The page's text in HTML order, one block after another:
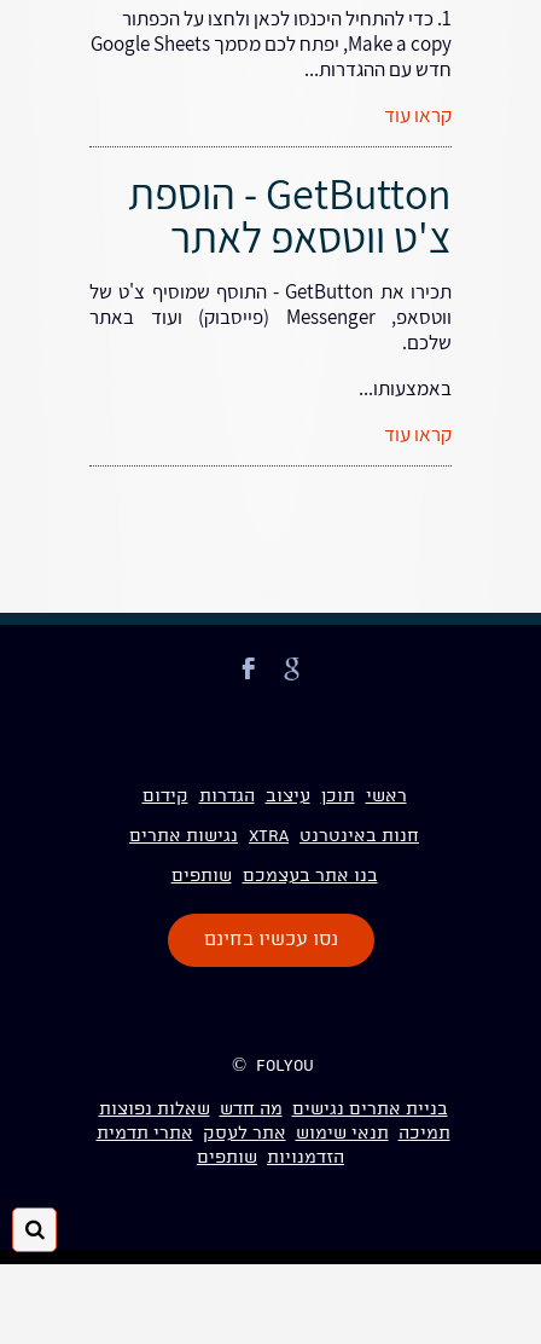
1. כדי להתחיל היכנסו לכאן ולחצו על הכפתור
Make a copy, יפתח לכם מסמך Google Sheets
חדש עם ההגדרות...
קראו עוד
GetButton - הוספת
צ'ט ווטסאפ לאתר
תכירו את GetButton - התוסף שמוסיף צ'ט של
ווטסאפ, Messenger (פייסבוק) ועוד באתר
שלכם.
באמצעותו...
קראו עוד
ראשי תוכן עיצוב הגדרות קידום
חנות באינטרנט Xtra נגישות אתרים
בנו אתר בעצמכם שותפים
נסו עכשיו בחינם
folyou ©
בניית אתרים נגישים מה חדש שאלות נפוצות
תמיכה תנאי שימוש אתר לעסק אתרי תדמית
הזדמנויות שותפים